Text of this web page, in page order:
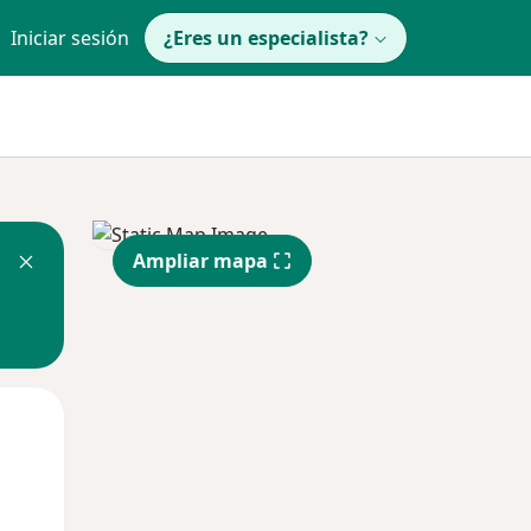
Iniciar sesión ¿Eres un especialista?
Ampliar mapa